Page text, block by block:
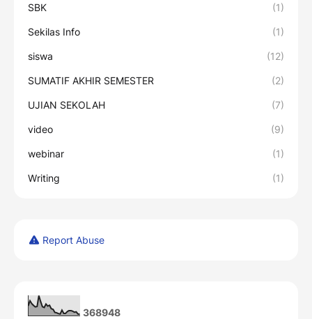
SBK (1)
Sekilas Info (1)
siswa (12)
SUMATIF AKHIR SEMESTER (2)
UJIAN SEKOLAH (7)
video (9)
webinar (1)
Writing (1)
Report Abuse
368948